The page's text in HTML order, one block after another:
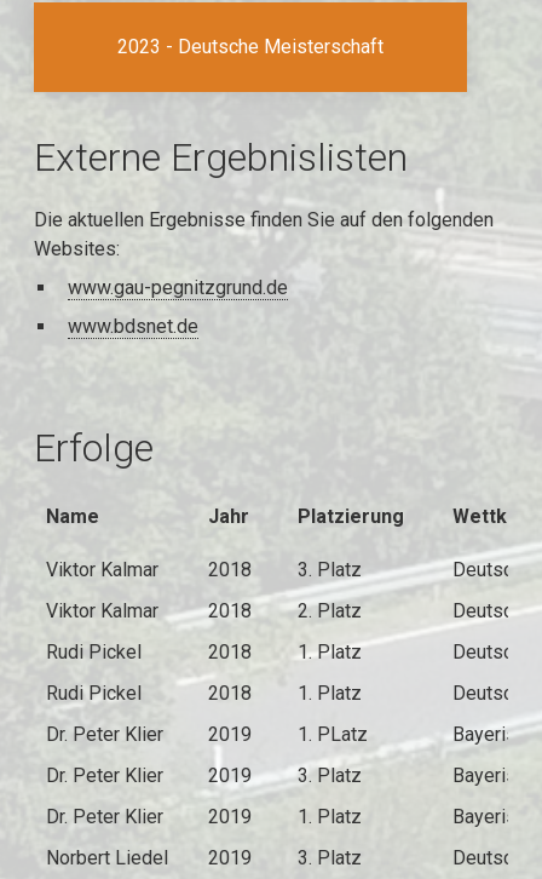
2023 - Deutsche Meisterschaft
Externe Ergebnislisten
Die aktuellen Ergebnisse finden Sie auf den folgenden
Websites:
www.gau-pegnitzgrund.de
www.bdsnet.de
Erfolge
Name Jahr Platzierung
Viktor Kalmar 2018 3. Platz
Viktor Kalmar
2018 2. Platz
Rudi Pickel
2018 1. Platz
Rudi Pickel
2018 1. Platz
Dr. Peter Klier
2019 1. PLatz
Dr. Peter Klier
2019 3. Platz
Dr. Peter Klier
2019 1. Platz
Norbert Liedel
2019 3. Platz